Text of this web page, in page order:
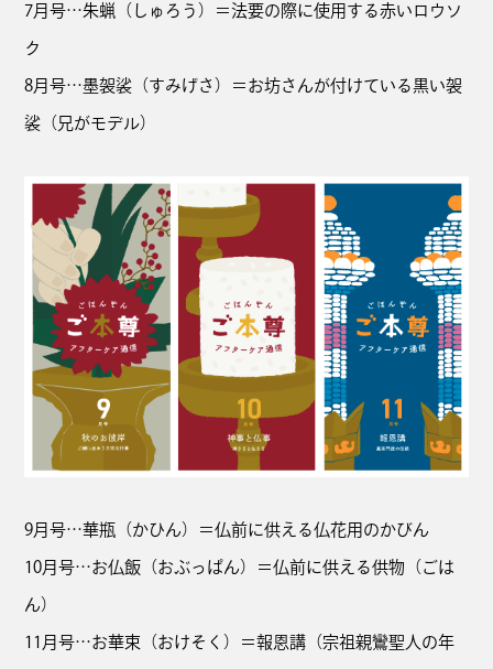
7月号…朱蝋（しゅろう）＝法要の際に使用する赤いロウソ
ク
8月号…墨袈裟（すみげさ）＝お坊さんが付けている黒い袈
裟（兄がモデル）
9月号…華瓶（かひん）＝仏前に供える仏花用のかびん
10月号…お仏飯（おぶっぱん）＝仏前に供える供物（ごは
ん）
11月号…お華束（おけそく）＝報恩講（宗祖親鸞聖人の年